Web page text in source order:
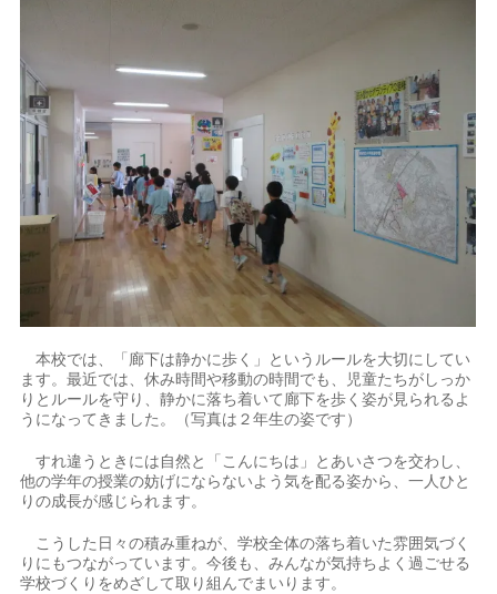
本校では、「廊下は静かに歩く」というルールを大切にしてい
ます。最近では、休み時間や移動の時間でも、児童たちがしっか
りとルールを守り、静かに落ち着いて廊下を歩く姿が見られるよ
うになってきました。（写真は２年生の姿です）
すれ違うときには自然と「こんにちは」とあいさつを交わし、
他の学年の授業の妨げにならないよう気を配る姿から、一人ひと
りの成長が感じられます。
こうした日々の積み重ねが、学校全体の落ち着いた雰囲気づく
りにもつながっています。今後も、みんなが気持ちよく過ごせる
学校づくりをめざして取り組んでまいります。